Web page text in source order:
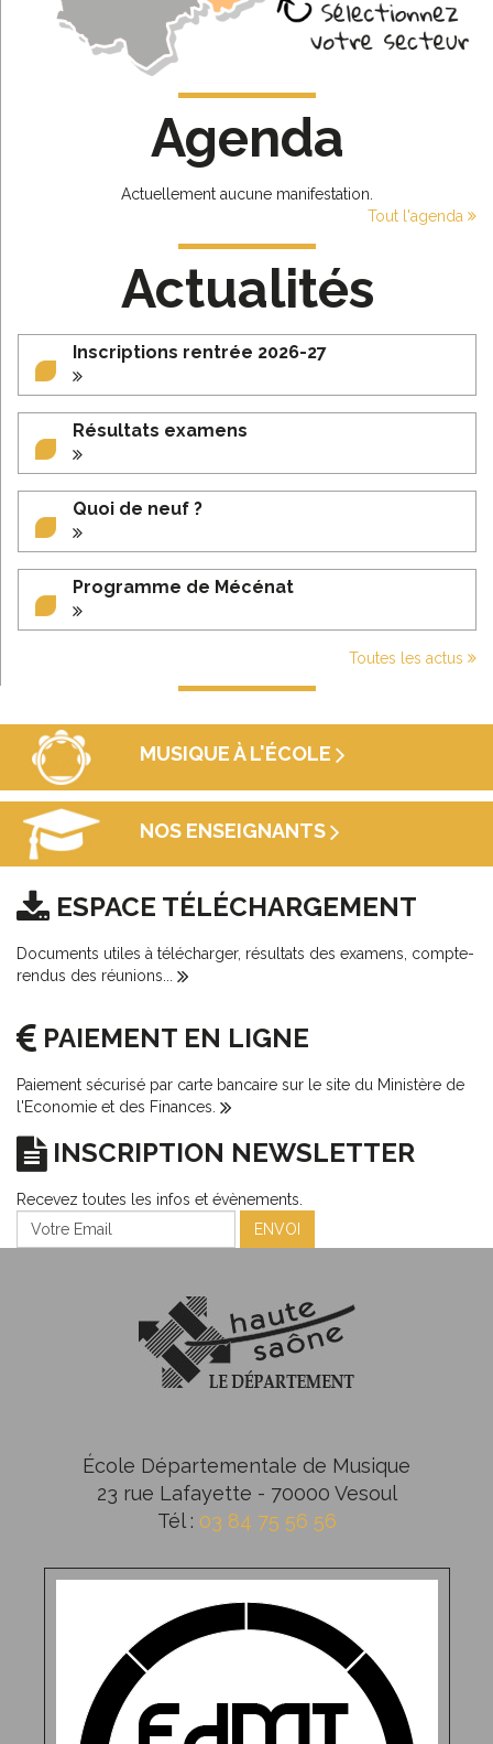
Agenda
Actuellement aucune manifestation.
Tout l'agenda
Actualités
Inscriptions rentrée 2026-27
Résultats examens
Quoi de neuf ?
Programme de Mécénat
Toutes les actus
MUSIQUE À L'ÉCOLE
NOS ENSEIGNANTS
ESPACE TÉLÉCHARGEMENT
Documents utiles à télécharger, résultats des examens, compte-
rendus des réunions...
PAIEMENT EN LIGNE
Paiement sécurisé par carte bancaire sur le site du Ministère de
l'Economie et des Finances.
INSCRIPTION NEWSLETTER
Recevez toutes les infos et évènements.
ENVOI
École Départementale de Musique
23 rue Lafayette - 70000 Vesoul
Tél : 03 84 75 56 56